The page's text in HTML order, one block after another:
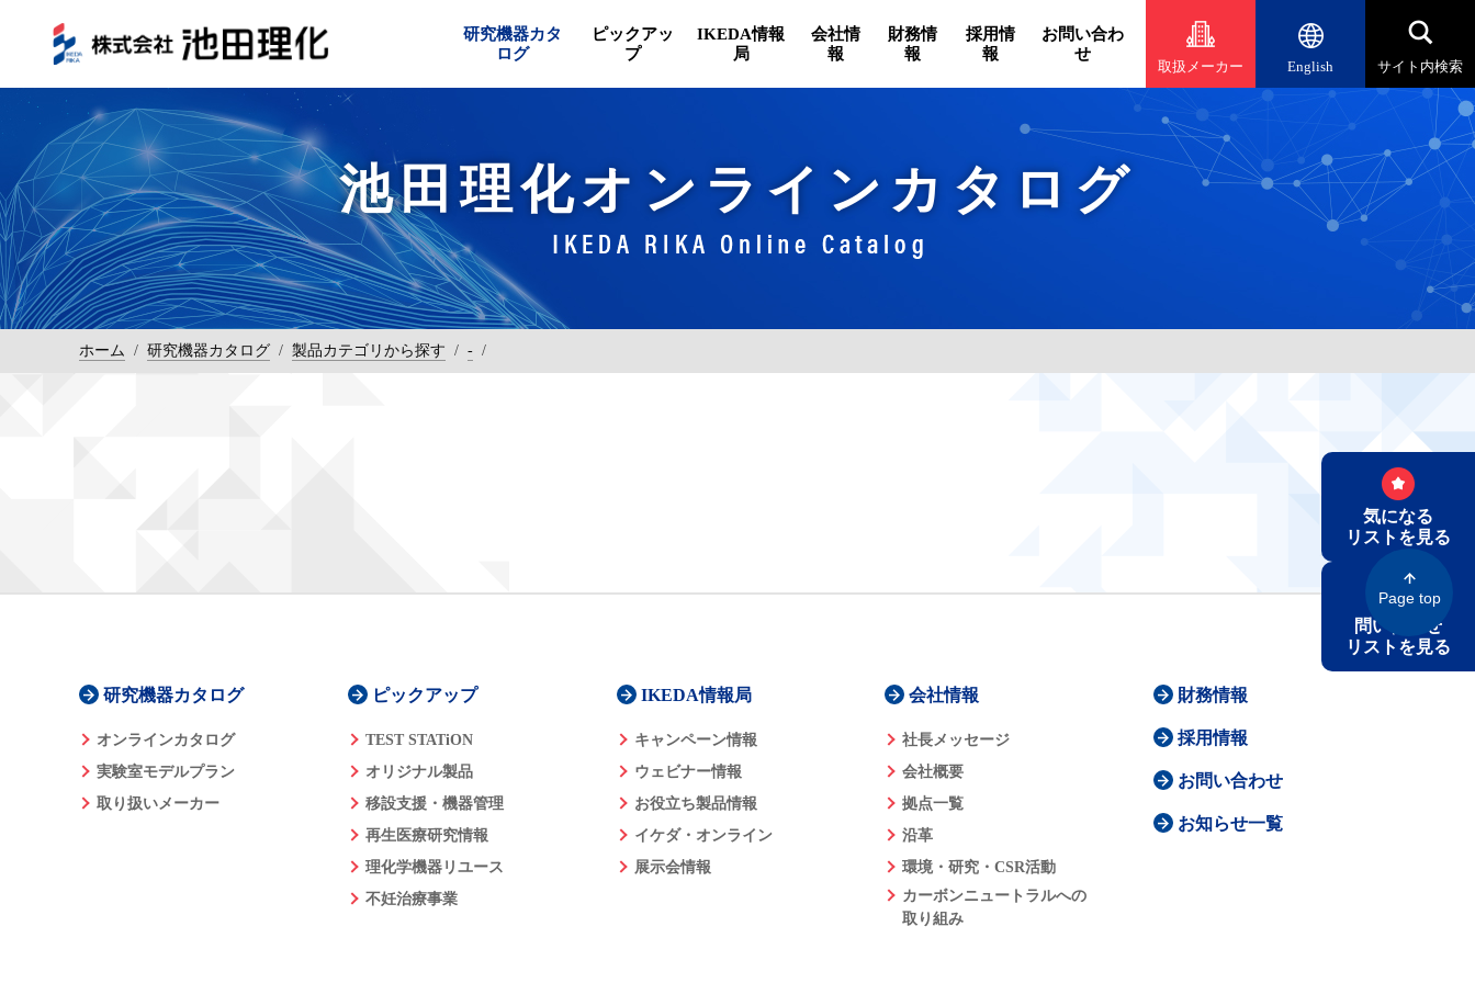
研究機器カタ
ログ
ピックアッ
プ
IKEDA情報
局
会社情
報
財務情
報
採用情
報
お問い合わ
せ
取扱メーカー English サイト内検索
池田理化オンラインカタログ
ホーム / 研究機器カタログ / 製品カテゴリから探す / - /
気になる
リストを見る
問い合わせ
リストを見る
Page top
研究機器カタログ
オンラインカタログ
実験室モデルプラン
取り扱いメーカー
ピックアップ
TEST STATiON
オリジナル製品
移設支援・機器管理
再生医療研究情報
理化学機器リユース
不妊治療事業
IKEDA情報局
キャンペーン情報
ウェビナー情報
お役立ち製品情報
イケダ・オンライン
展示会情報
会社情報
社長メッセージ
会社概要
拠点一覧
沿革
環境・研究・CSR活動
カーボンニュートラルへの
取り組み
財務情報
採用情報
お問い合わせ
お知らせ一覧